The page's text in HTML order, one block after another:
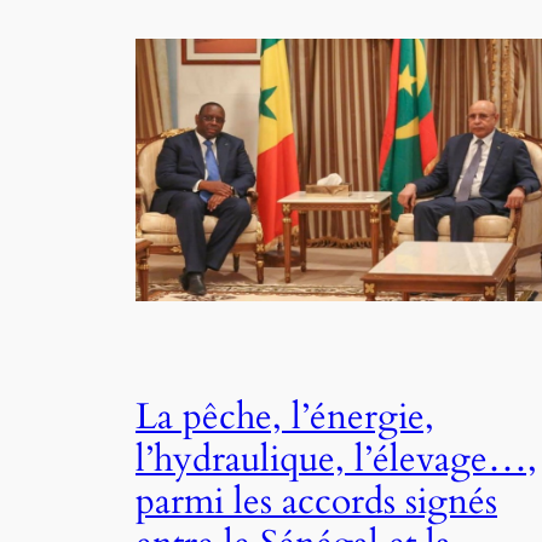
La pêche, l’énergie,
l’hydraulique, l’élevage…,
parmi les accords signés